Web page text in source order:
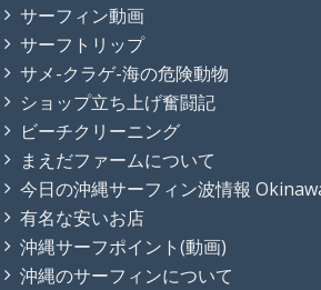
サーフィン動画
サーフトリップ
サメ-クラゲ-海の危険動物
ショップ立ち上げ奮闘記
ビーチクリーニング
まえだファームについて
今日の沖縄サーフィン波情報
有名な安いお店
沖縄サーフポイント(動画)
沖縄のサーフィンについて